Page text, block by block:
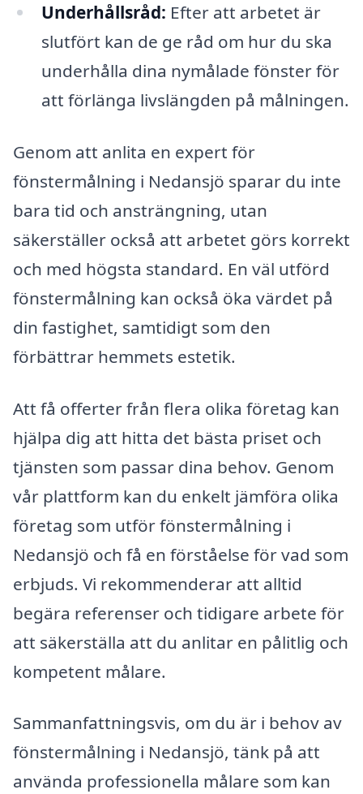
Underhållsråd: Efter att arbetet är
slutfört kan de ge råd om hur du ska
underhålla dina nymålade fönster för
att förlänga livslängden på målningen.
Genom att anlita en expert för
fönstermålning i Nedansjö sparar du inte
bara tid och ansträngning, utan
säkerställer också att arbetet görs korrekt
och med högsta standard. En väl utförd
fönstermålning kan också öka värdet på
din fastighet, samtidigt som den
förbättrar hemmets estetik.
Att få offerter från flera olika företag kan
hjälpa dig att hitta det bästa priset och
tjänsten som passar dina behov. Genom
vår plattform kan du enkelt jämföra olika
företag som utför fönstermålning i
Nedansjö och få en förståelse för vad som
erbjuds. Vi rekommenderar att alltid
begära referenser och tidigare arbete för
att säkerställa att du anlitar en pålitlig och
kompetent målare.
Sammanfattningsvis, om du är i behov av
fönstermålning i Nedansjö, tänk på att
använda professionella målare som kan